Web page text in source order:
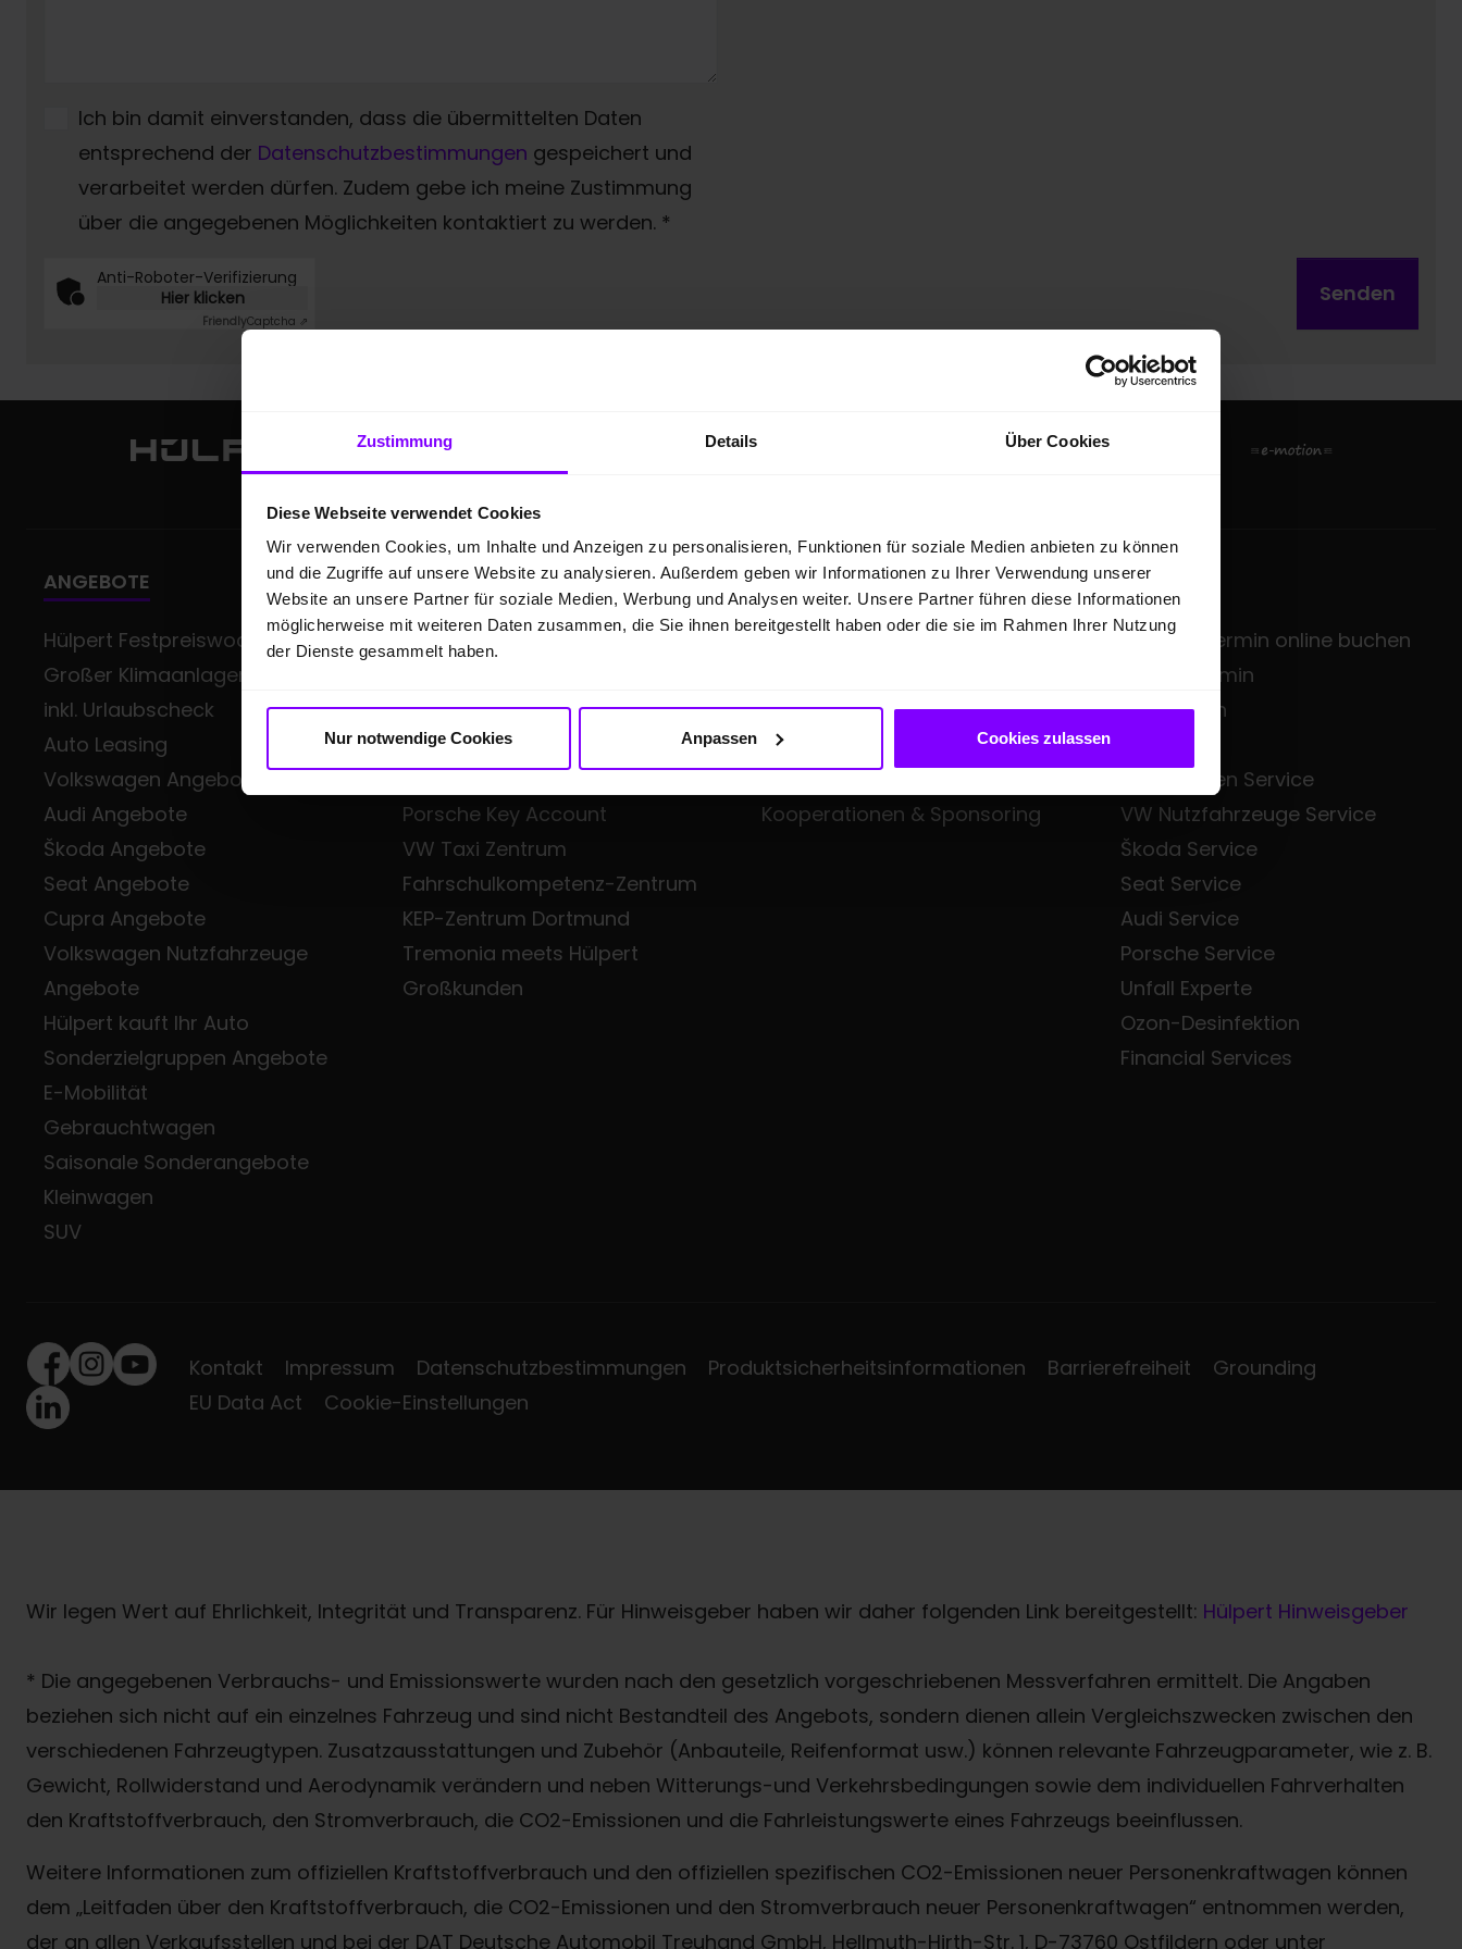
Zustimmung Details Über Cookies
Diese Webseite verwendet Cookies
Wir verwenden Cookies, um Inhalte und Anzeigen zu personalisieren, Funktionen für soziale Medien anbieten zu können
und die Zugriffe auf unsere Website zu analysieren. Außerdem geben wir Informationen zu Ihrer Verwendung unserer
Website an unsere Partner für soziale Medien, Werbung und Analysen weiter. Unsere Partner führen diese Informationen
möglicherweise mit weiteren Daten zusammen, die Sie ihnen bereitgestellt haben oder die sie im Rahmen Ihrer Nutzung
der Dienste gesammelt haben.
Nur notwendige Cookies Anpassen Cookies zulassen
Ich bin damit einverstanden, dass die übermittelten Daten
entsprechend der Datenschutzbestimmungen gespeichert und
verarbeitet werden dürfen. Zudem gebe ich meine Zustimmung
über die angegebenen Möglichkeiten kontaktiert zu werden. *
Anti-Roboter-Verifizierung
Hier klicken
FriendlyCaptcha ⇗
Senden
ANGEBOTE
Hülpert Festpreiswochen -
Großer Klimaanlagen-Service
inkl. Urlaubscheck
Auto Leasing
Volkswagen Angebote
Audi Angebote
Škoda Angebote
Seat Angebote
Cupra Angebote
Volkswagen Nutzfahrzeuge
Angebote
Hülpert kauft Ihr Auto
Sonderzielgruppen Angebote
E-Mobilität
Gebrauchtwagen
Saisonale Sonderangebote
Kleinwagen
SUV
GESCHÄFTSKUNDEN
Gewerbeangebote
Class
Škoda Small Fleet
Audi Business
Porsche Key Account
VW Taxi Zentrum
Fahrschulkompetenz-Zentrum
KEP-Zentrum Dortmund
Tremonia meets Hülpert
Großkunden
ÜBER UNS
Hülpert Unternehmenszentrale
Neuigkeiten
Leistungsspektrum
Zentrale Dienste
Kooperationen & Sponsoring
SERVICE
Service-Termin online buchen
Servicetermin
Mietwagen
Volkswagen Service
VW Nutzfahrzeuge Service
Škoda Service
Seat Service
Audi Service
Porsche Service
Unfall Experte
Ozon-Desinfektion
Financial Services
Facebook
Instagram
Youtube
LinkedIn
Kontakt Impressum Datenschutzbestimmungen Produktsicherheitsinformationen Barrierefreiheit
Grounding
EU Data Act
Cookie-Einstellungen
Wir legen Wert auf Ehrlichkeit, Integrität und Transparenz. Für Hinweisgeber haben wir daher folgenden Link bereitgestellt: Hülpert Hinweisgeber
* Die angegebenen Verbrauchs- und Emissionswerte wurden nach den gesetzlich vorgeschriebenen Messverfahren ermittelt. Die Angaben
beziehen sich nicht auf ein einzelnes Fahrzeug und sind nicht Bestandteil des Angebots, sondern dienen allein Vergleichszwecken zwischen den
verschiedenen Fahrzeugtypen. Zusatzausstattungen und Zubehör (Anbauteile, Reifenformat usw.) können relevante Fahrzeugparameter, wie z. B.
Gewicht, Rollwiderstand und Aerodynamik verändern und neben Witterungs-und Verkehrsbedingungen sowie dem individuellen Fahrverhalten
den Kraftstoffverbrauch, den Stromverbrauch, die CO2-Emissionen und die Fahrleistungswerte eines Fahrzeugs beeinflussen.
Weitere Informationen zum offiziellen Kraftstoffverbrauch und den offiziellen spezifischen CO2-Emissionen neuer Personenkraftwagen können
dem „Leitfaden über den Kraftstoffverbrauch, die CO2-Emissionen und den Stromverbrauch neuer Personenkraftwagen“ entnommen werden,
der an allen Verkaufsstellen und bei der DAT Deutsche Automobil Treuhand GmbH, Hellmuth-Hirth-Str. 1, D-73760 Ostfildern oder unter
Termin online buchen